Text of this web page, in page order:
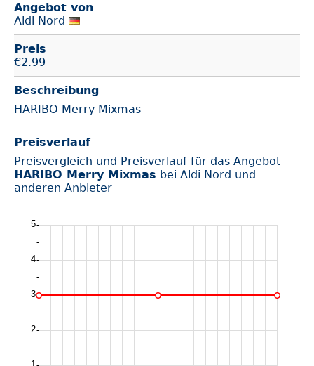
Angebot von
Aldi Nord
Preis
€2.99
Beschreibung
HARIBO Merry Mixmas
Preisverlauf
Preisvergleich und Preisverlauf für das Angebot
HARIBO Merry Mixmas bei Aldi Nord und
anderen Anbieter